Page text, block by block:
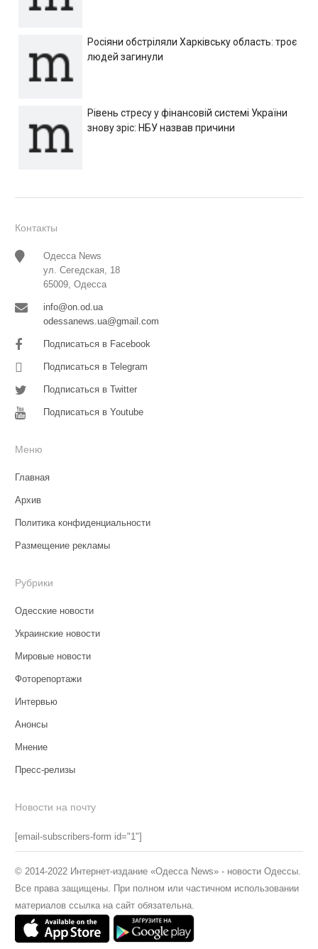
Росіяни обстріляли Харківську область: троє
людей загинули
Рівень стресу у фінансовій системі України
знову зріс: НБУ назвав причини
Контакты
Одесса News
ул. Сегедская, 18
65009, Одесса
info@on.od.ua
odessanews.ua@gmail.com
Подписаться в Facebook
Подписаться в Telegram
Подписаться в Twitter
Подписаться в Youtube
Меню
Главная
Архив
Политика конфиденциальности
Размещение рекламы
Рубрики
Одесские новости
Украинские новости
Мировые новости
Фоторепортажи
Интервью
Анонсы
Мнение
Пресс-релизы
Новости на почту
[email-subscribers-form id="1"]
© 2014-2022 Интернет-издание «Одесса News» - новости Одессы.
Все права защищены. При полном или частичном использовании
материалов ссылка на сайт обязательна.